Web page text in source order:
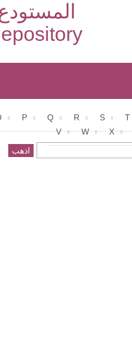
P Q R S T
V
W X